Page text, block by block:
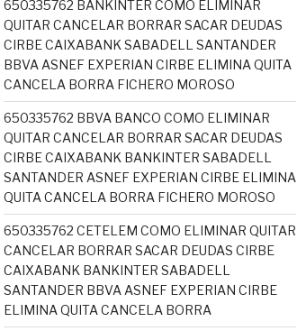
650335762 BANKINTER COMO ELIMINAR
QUITAR CANCELAR BORRAR SACAR DEUDAS
CIRBE CAIXABANK SABADELL SANTANDER
BBVA ASNEF EXPERIAN CIRBE ELIMINA QUITA
CANCELA BORRA FICHERO MOROSO
650335762 BBVA BANCO COMO ELIMINAR
QUITAR CANCELAR BORRAR SACAR DEUDAS
CIRBE CAIXABANK BANKINTER SABADELL
SANTANDER ASNEF EXPERIAN CIRBE ELIMINA
QUITA CANCELA BORRA FICHERO MOROSO
650335762 CETELEM COMO ELIMINAR QUITAR
CANCELAR BORRAR SACAR DEUDAS CIRBE
CAIXABANK BANKINTER SABADELL
SANTANDER BBVA ASNEF EXPERIAN CIRBE
ELIMINA QUITA CANCELA BORRA